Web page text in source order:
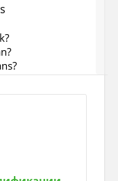
с жизнью.
языка.
применения
countries?
Russian.